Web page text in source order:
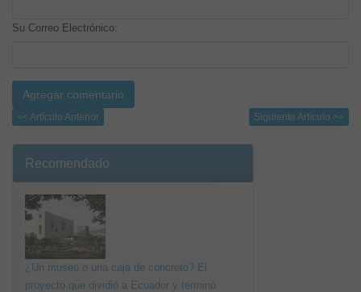
Su Correo Electrónico:
<< Artículo Anterior Siguiente Artículo >>
Recomendado
¿Un museo o una caja de concreto? El
proyecto que dividió a Ecuador y terminó